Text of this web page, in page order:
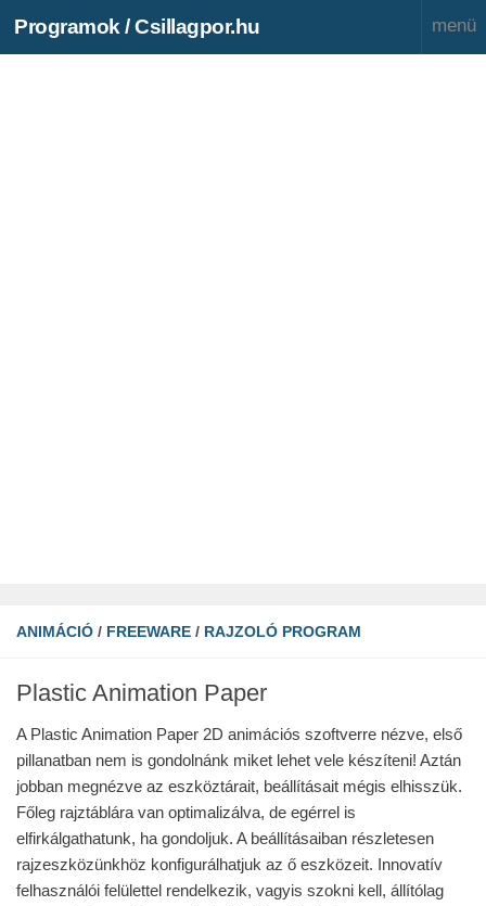
Programok / Csillagpor.hu
ANIMÁCIÓ / FREEWARE / RAJZOLÓ PROGRAM
Plastic Animation Paper
A Plastic Animation Paper 2D animációs szoftverre nézve, első
pillanatban nem is gondolnánk miket lehet vele készíteni! Aztán
jobban megnézve az eszköztárait, beállításait mégis elhisszük.
Főleg rajztáblára van optimalizálva, de egérrel is
elfirkálgathatunk, ha gondoljuk. A beállításaiban részletesen
rajzeszközünkhöz konfigurálhatjuk az ő eszközeit. Innovatív
felhasználói felülettel rendelkezik, vagyis szokni kell, állítólag